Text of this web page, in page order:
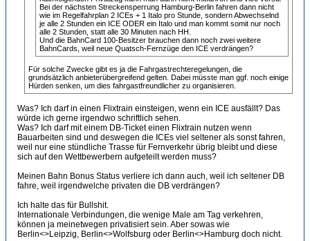
Bei der nächsten Streckensperrung Hamburg-Berlin fahren dann nicht
wie im Regelfahrplan 2 ICEs + 1 Italo pro Stunde, sondern Abwechselnd
je alle 2 Stunden ein ICE ODER ein Italo und man kommt somit nur noch
alle 2 Stunden, statt alle 30 Minuten nach HH.
Und die BahnCard 100-Besitzer brauchen dann noch zwei weitere
BahnCards, weil neue Quatsch-Fernzüge den ICE verdrängen?
Für solche Zwecke gibt es ja die Fahrgastrechteregelungen, die
grundsätzlich anbieterübergreifend gelten. Dabei müsste man ggf. noch einige
Hürden senken, um dies fahrgastfreundlicher zu organisieren.
Was? Ich darf in einen Flixtrain einsteigen, wenn ein ICE ausfällt? Das
würde ich gerne irgendwo schriftlich sehen.
Was? Ich darf mit einem DB-Ticket einen Flixtrain nutzen wenn
Bauarbeiten sind und deswegen die ICEs viel seltener als sonst fahren,
weil nur eine stündliche Trasse für Fernverkehr übrig bleibt und diese
sich auf den Wettbewerbern aufgeteilt werden muss?
Meinen Bahn Bonus Status verliere ich dann auch, weil ich seltener DB
fahre, weil irgendwelche privaten die DB verdrängen?
Ich halte das für Bullshit.
Internationale Verbindungen, die wenige Male am Tag verkehren,
können ja meinetwegen privatisiert sein. Aber sowas wie
Berlin<>Leipzig, Berlin<>Wolfsburg oder Berlin<>Hamburg doch nicht.